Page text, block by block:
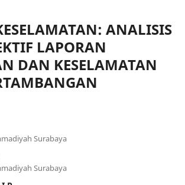
ANALISIS
LAPORAN
DAN KESELAMATAN
Surabaya
Surabaya